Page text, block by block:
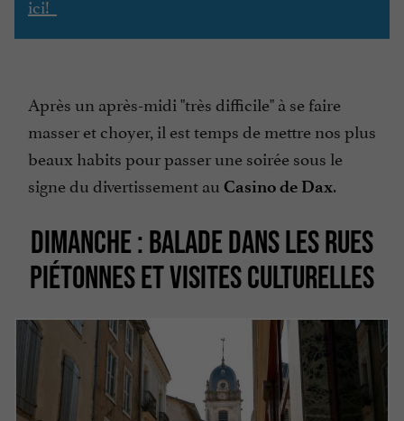
ici!
Après un après-midi "très difficile" à se faire
masser et choyer, il est temps de mettre nos plus
beaux habits pour passer une soirée sous le
signe du divertissement au Casino de Dax.
DIMANCHE : BALADE DANS LES RUES
PIÉTONNES ET VISITES CULTURELLES